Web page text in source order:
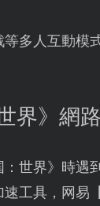
多人互動模
界》網
世界》時遇
工具，网易